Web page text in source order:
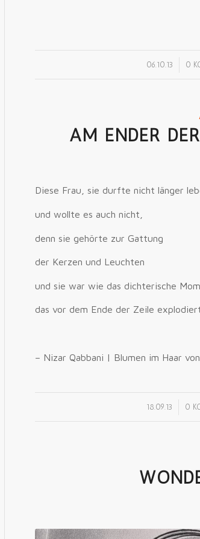
06.10.13 0
AM ENDER
Diese Frau, sie durfte nicht länger
und wollte es auch nicht,
denn sie gehörte zur Gattung
der Kerzen und Leuchten
und sie war wie das dichterische
das vor dem Ende der Zeile
– Nizar Qabbani | Blumen im Haar
18.09.13 0